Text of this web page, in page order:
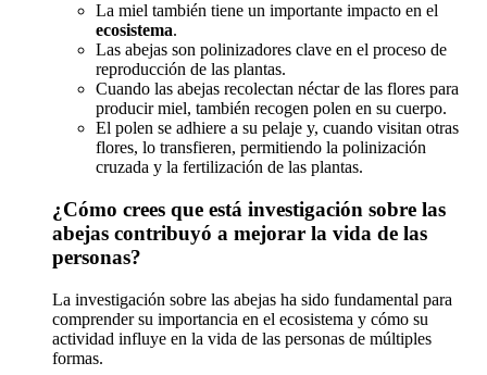
La miel también tiene un importante impacto en el
ecosistema.
Las abejas son polinizadores clave en el proceso de
reproducción de las plantas.
Cuando las abejas recolectan néctar de las flores para
producir miel, también recogen polen en su cuerpo.
El polen se adhiere a su pelaje y, cuando visitan otras
flores, lo transfieren, permitiendo la polinización
cruzada y la fertilización de las plantas.
¿Cómo crees que está investigación sobre las
abejas contribuyó a mejorar la vida de las
personas?
La investigación sobre las abejas ha sido fundamental para
comprender su importancia en el ecosistema y cómo su
actividad influye en la vida de las personas de múltiples
formas.